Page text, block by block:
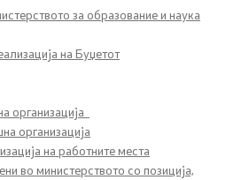
за образование и наука
на Буџетот
организација
организација
на работните места
во министерството со позиција,